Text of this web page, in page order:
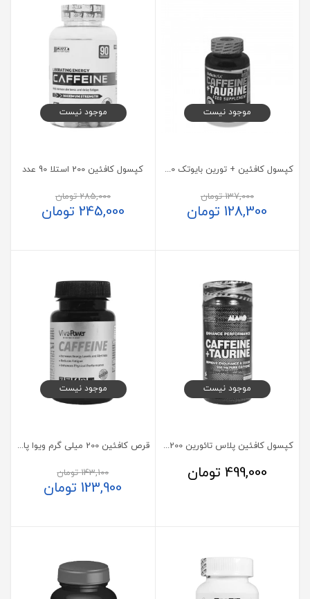
موجود نیست
کپسول کافئین + تورین بایوتک 60 عدد
137,000تومان
128,300 تومان
موجود نیست
کپسول کافئین 200 استلا 90 عدد
285,000تومان
245,000 تومان
موجود نیست
کپسول کافئین پلاس تائورین 200 میلی گرم آلامو 180 عدد
499,000 تومان
موجود نیست
قرص کافئین 200 میلی گرم ویوا پاور 60 عدد
143,100تومان
123,900 تومان